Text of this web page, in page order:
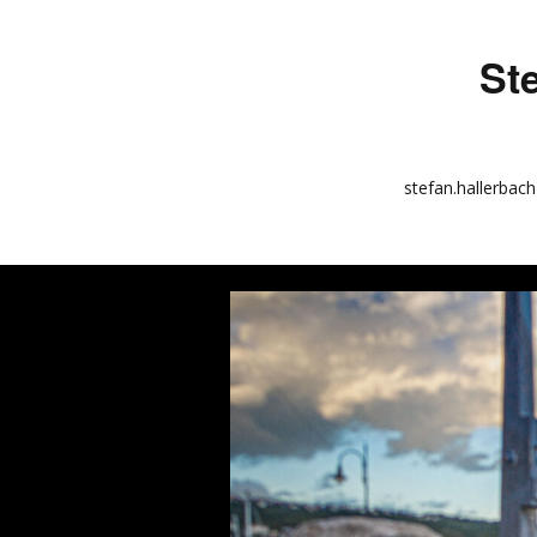
stefan.hallerbach
kunstquadrat.com
impressum